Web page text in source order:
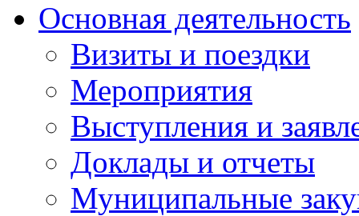
Основная деятельность
Визиты и поездки
Мероприятия
Выступления и
Доклады и отчеты
Муниципальные